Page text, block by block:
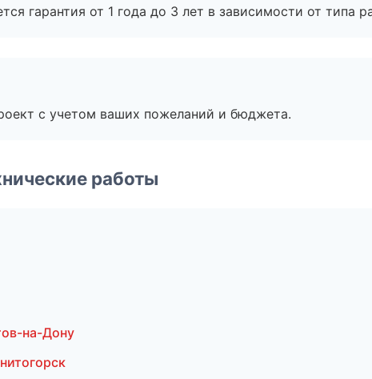
гарантия от 1 года до 3 лет в зависимости от типа
с учетом ваших пожеланий и бюджета.
работы
на-Дону